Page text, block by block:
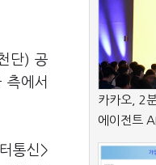
단) 공
측에서
통신>
카카오, 2
에이전트